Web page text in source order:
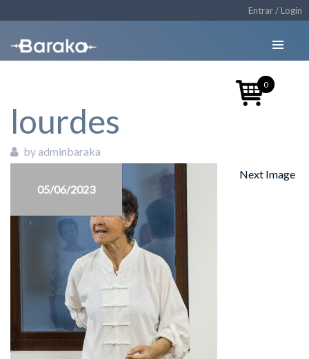
Entrar / Login
lourdes
by adminbaraka
05/06/2023
Next Image
0